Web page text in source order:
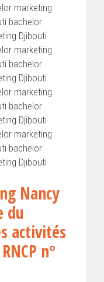
marketing
bachelor
Djibouti
marketing
bachelor
Djibouti
marketing
bachelor
Djibouti
marketing
bachelor
Djibouti
Nancy
du
activités
n°